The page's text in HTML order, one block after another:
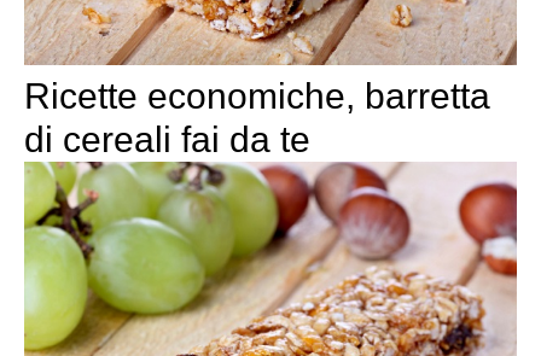
Ricette economiche, barretta
di cereali fai da te